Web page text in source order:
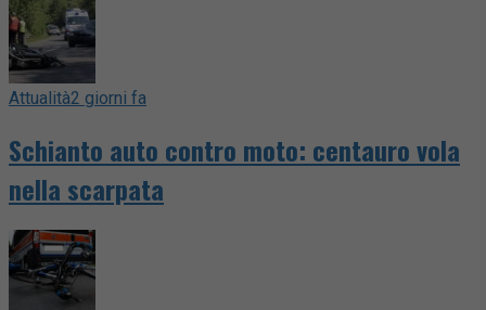
Attualità2 giorni fa
Schianto auto contro moto: centauro vola
nella scarpata